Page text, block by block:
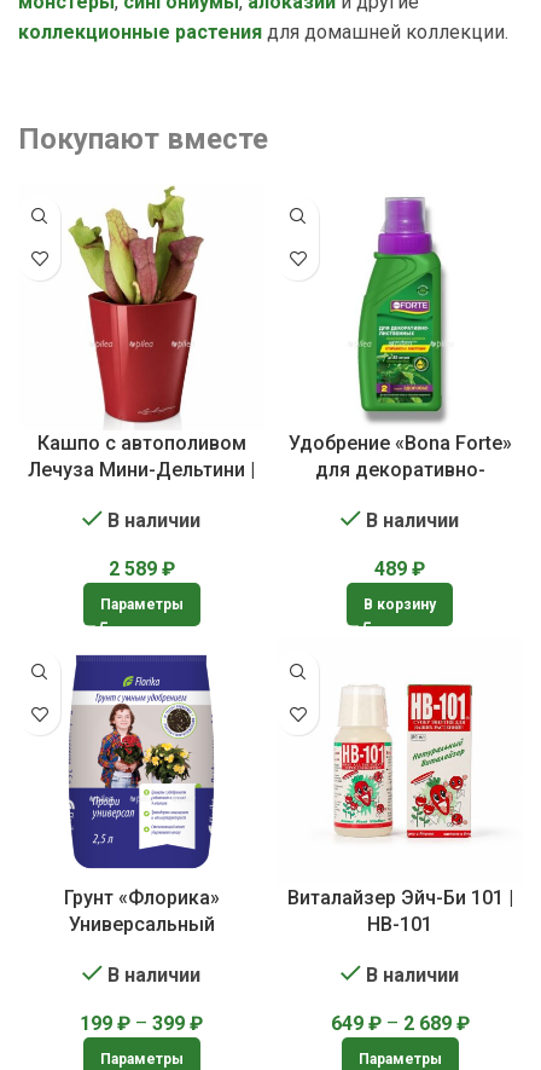
коллекционные растения для домашней коллекции.
Покупают вместе
Кашпо с автополивом
Лечуза Мини-Дельтини |
В наличии
2 589 ₽
Параметры
Удобрение «Bona Forte»
для декоративно-
В наличии
489 ₽
В корзину
Грунт «Флорика»
Универсальный
В наличии
199 ₽ – 399 ₽
Параметры
Виталайзер Эйч-Би 101 |
HB-101
В наличии
649 ₽ – 2 689 ₽
Параметры